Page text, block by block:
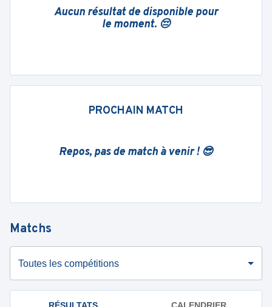
Aucun résultat de disponible pour
le moment. 😔
PROCHAIN MATCH
Repos, pas de match à venir ! 😎
Matchs
Toutes les compétitions
RÉSULTATS CALENDRIER